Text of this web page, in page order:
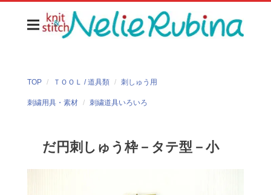
TOP ＴＯＯＬ / 道具類 刺しゅう用
刺繍用具・素材 刺繍道具いろいろ
だ円刺しゅう枠－タテ型－小